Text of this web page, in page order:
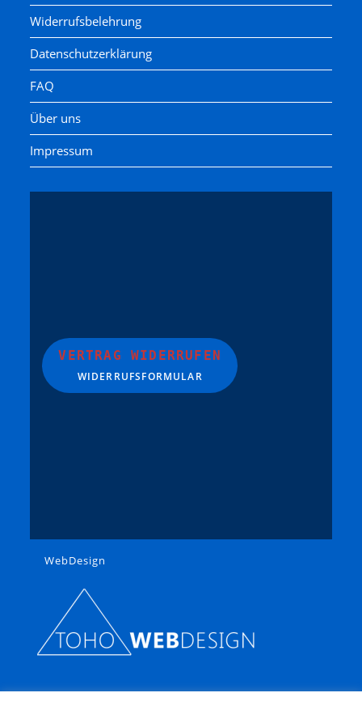
Widerrufsbelehrung
Datenschutzerklärung
FAQ
Über uns
Impressum
VERTRAG WIDERRUFEN
WIDERRUFSFORMULAR
WebDesign